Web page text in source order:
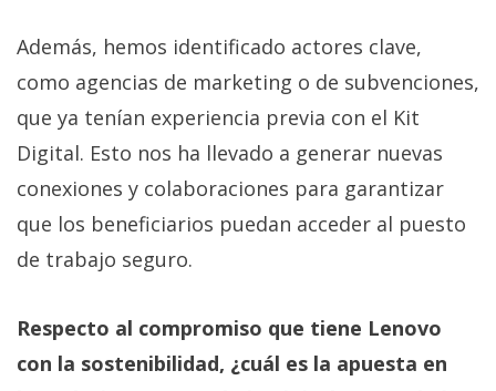
Además, hemos identificado actores clave,
como agencias de marketing o de subvenciones,
que ya tenían experiencia previa con el Kit
Digital. Esto nos ha llevado a generar nuevas
conexiones y colaboraciones para garantizar
que los beneficiarios puedan acceder al puesto
de trabajo seguro.
Respecto al compromiso que tiene Lenovo
con la sostenibilidad, ¿cuál es la apuesta en